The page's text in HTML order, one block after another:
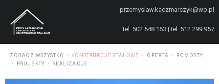
przemyslaw.kaczmarczyk@wp.pl
tel: 502 548 163 | tel: 512 299 957
ZOBACZ WSZYSTKO KONSTRUKCJE STALOWE OFERTA
POMOSTY
PROJEKTY
REALIZACJE